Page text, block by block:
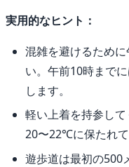
実用的なヒント：
混雑を避けるため
い。午前10時まで
します。
軽い上着を持参し
20〜22℃に保たれて
遊歩道は最初の500